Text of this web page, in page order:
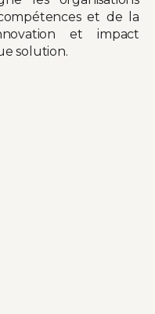
et de la
et impact
solution.